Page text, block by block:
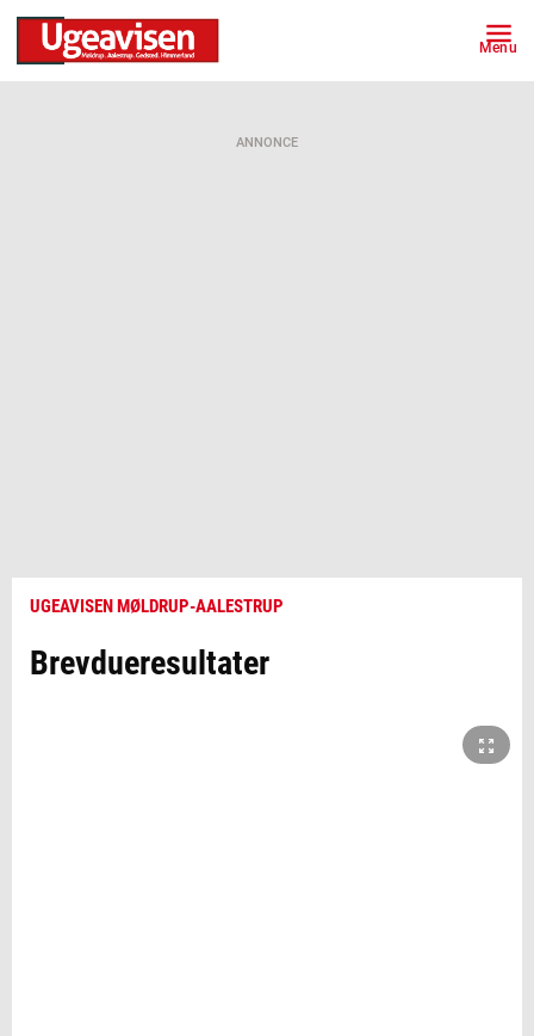
Menu
ANNONCE
UGEAVISEN MØLDRUP-AALESTRUP
Brevdueresultater